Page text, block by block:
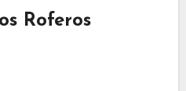
Roferos